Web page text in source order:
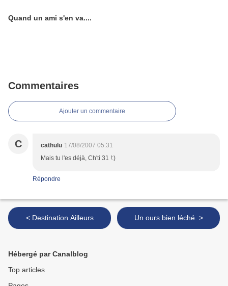
Quand un ami s'en va....
Commentaires
Ajouter un commentaire
C cathulu 17/08/2007 05:31
Mais tu l'es déjà, Ch'ti 31 !:)
Répondre
< Destination Ailleurs Un ours bien léché. >
Hébergé par Canalblog
Top articles